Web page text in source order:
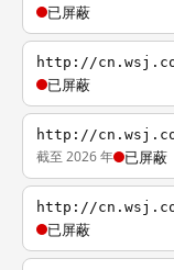
已屏蔽
http://
已屏蔽
http://
截至 2026 年 已屏蔽
http://
已屏蔽